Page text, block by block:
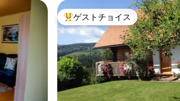
大好評のゲストチョイスです。
ゲストチョイス